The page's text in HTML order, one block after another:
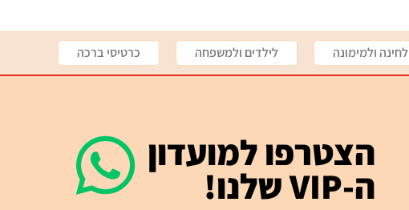
לחינה ולמימונה לילדים ולמשפחה כרטיסי ברכה
הצטרפו למועדון
ה-VIP שלנו!